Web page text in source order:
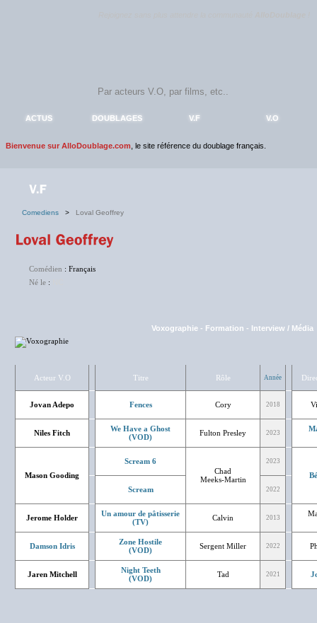
ACTUS DOUBLAGES V.F V.O
Bienvenue sur AlloDoublage.com , le site référence du doublage français.
Comediens > Loval Geoffrey
Comédien : Français
Né le :
Voxographie - Formation - Interview / Média
Acteur V.O Titre Rôle Année
Jovan Adepo Fences Cory 2018
Niles Fitch
We Have a Ghost
(VOD)
Fulton Presley 2023
Mason Gooding
Scream 6
Chad
Meeks-Martin
2023
Scream
2022
Jerome Holder
Un amour de pâtisserie
(TV)
Calvin 2013
Damson Idris
Zone Hostile
(VOD)
Sergent Miller 2022
Jaren Mitchell
Night Teeth
(VOD)
Tad 2021